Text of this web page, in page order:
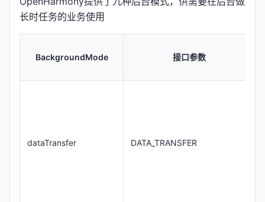
长时任务的业务使用
BackgroundMode 接口参数
dataTransfer DATA_TRANSFER